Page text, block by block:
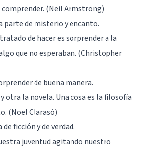
comprender. (Neil Armstrong)
parte de misterio y encanto.
de hacer es sorprender a la
que no esperaban. (Christopher
de buena manera.
y otra la novela. Una cosa es la filosofía
(Noel Clarasó)
de ficción y de verdad.
juventud agitando nuestro